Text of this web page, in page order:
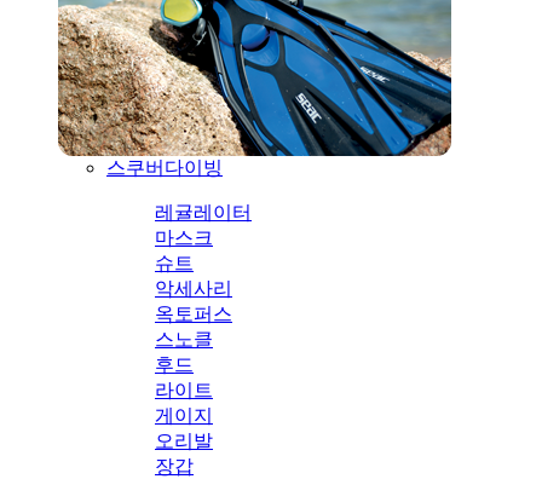
스쿠버다이빙
레귤레이터
마스크
슈트
악세사리
옥토퍼스
스노클
후드
라이트
게이지
오리발
장갑